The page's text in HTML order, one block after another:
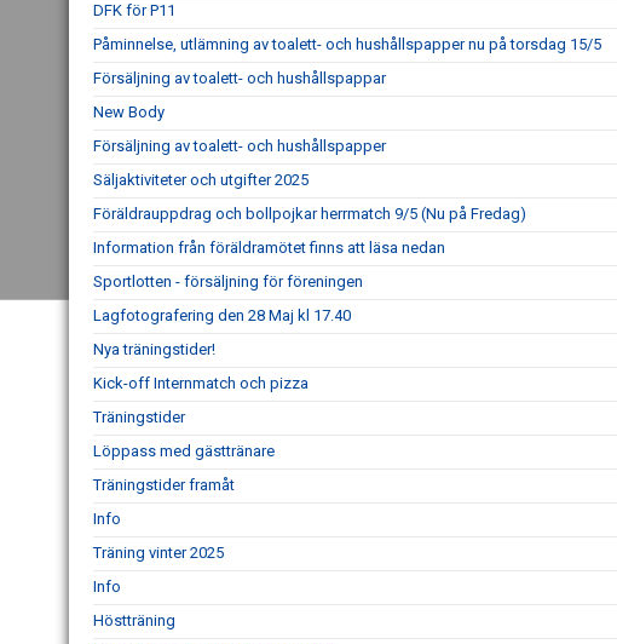
DFK för P11
Påminnelse, utlämning av toalett- och hushållspapper nu på torsdag 15/5
Försäljning av toalett- och hushållspappar
New Body
Försäljning av toalett- och hushållspapper
Säljaktiviteter och utgifter 2025
Föräldrauppdrag och bollpojkar herrmatch 9/5 (Nu på Fredag)
Information från föräldramötet finns att läsa nedan
Sportlotten - försäljning för föreningen
Lagfotografering den 28 Maj kl 17.40
Nya träningstider!
Kick-off Internmatch och pizza
Träningstider
Löppass med gästtränare
Träningstider framåt
Info
Träning vinter 2025
Info
Höstträning